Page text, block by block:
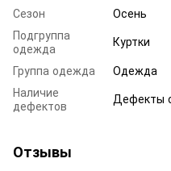
Сезон
Осень
Подгруппа
одежда
Куртки
Группа одежда
Одежда
Наличие
дефектов
Дефекты
Отзывы